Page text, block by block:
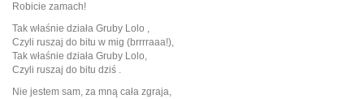
Robicie zamach!
Tak właśnie działa Gruby Lolo ,
Czyli ruszaj do bitu w mig (brrrraaa!),
Tak właśnie działa Gruby Lolo,
Czyli ruszaj do bitu dziś .
Nie jestem sam, za mną cała zgraja,